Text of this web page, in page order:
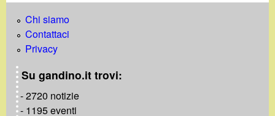
Chi siamo
Contattaci
Privacy
Su gandino.it trovi:
- 2720 notizie
- 1195 eventi